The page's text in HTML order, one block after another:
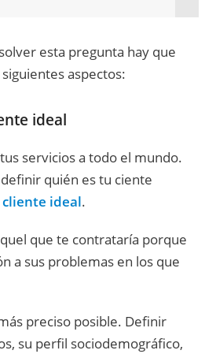
esta pregunta hay que
aspectos:
ideal
servicios a todo el mundo.
quién es tu ciente
cliente ideal.
que te contrataría porque
a sus problemas en los que
preciso posible. Definir
su perfil sociodemográfico,